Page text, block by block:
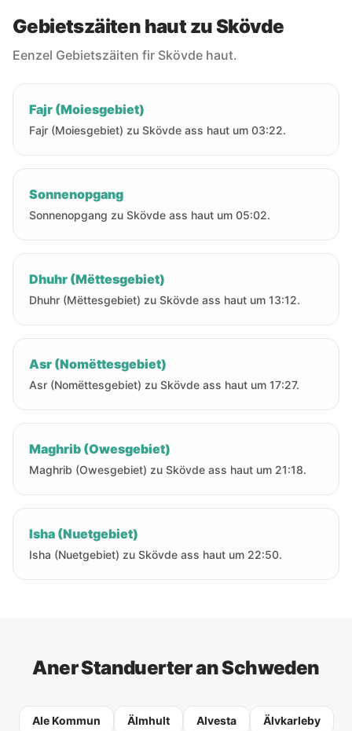
Gebietszäiten haut zu Skövde
Eenzel Gebietszäiten fir Skövde haut.
Fajr (Moiesgebiet)
Fajr (Moiesgebiet) zu Skövde ass haut um 03:22.
Sonnenopgang
Sonnenopgang zu Skövde ass haut um 05:02.
Dhuhr (Mëttesgebiet)
Dhuhr (Mëttesgebiet) zu Skövde ass haut um 13:12.
Asr (Nomëttesgebiet)
Asr (Nomëttesgebiet) zu Skövde ass haut um 17:27.
Maghrib (Owesgebiet)
Maghrib (Owesgebiet) zu Skövde ass haut um 21:18.
Isha (Nuetgebiet)
Isha (Nuetgebiet) zu Skövde ass haut um 22:50.
Aner Standuerter an Schweden
Ale Kommun Älmhult Alvesta Älvkarleby